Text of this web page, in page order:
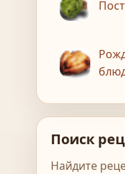
Поиск
Найдите